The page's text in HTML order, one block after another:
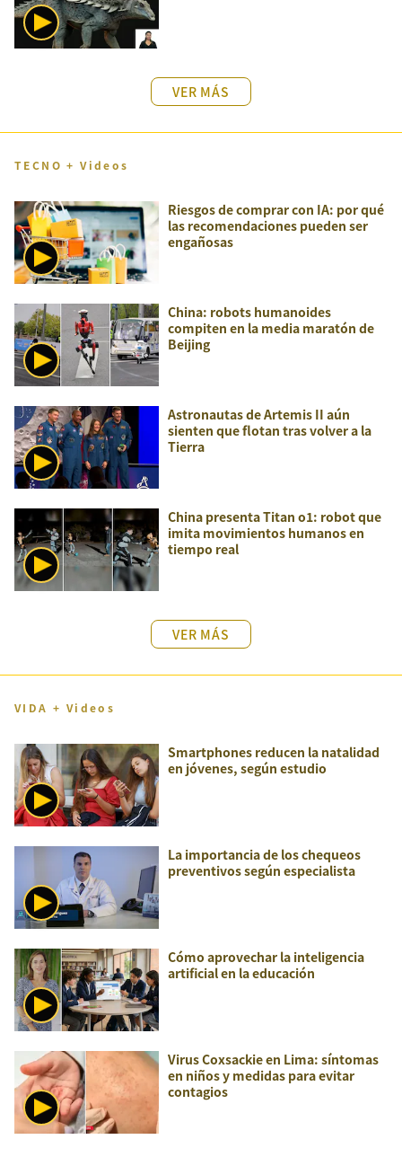
VER MÁS
TECNO + Videos
Riesgos de comprar con IA: por qué
las recomendaciones pueden ser
engañosas
China: robots humanoides
compiten en la media maratón de
Beijing
Astronautas de Artemis II aún
sienten que flotan tras volver a la
Tierra
China presenta Titan o1: robot que
imita movimientos humanos en
tiempo real
VER MÁS
VIDA + Videos
Smartphones reducen la natalidad
en jóvenes, según estudio
La importancia de los chequeos
preventivos según especialista
Cómo aprovechar la inteligencia
artificial en la educación
Virus Coxsackie en Lima: síntomas
en niños y medidas para evitar
contagios